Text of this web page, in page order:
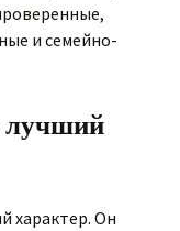
и семейно-
лучший
характер. Он